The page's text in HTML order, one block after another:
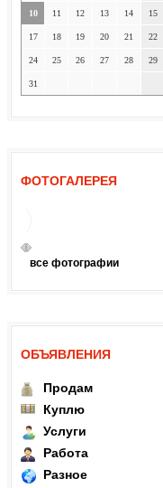
10 11 12 13 14 15
17 18 19 20 21 22
24 25 26 27 28 29
31
ФОТОГАЛЕРЕЯ
все фотографии
ОБЪЯВЛЕНИЯ
Продам
Куплю
Услуги
Работа
Разное